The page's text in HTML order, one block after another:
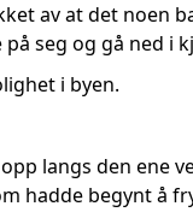
av at det noen
seg og gå ned i
i byen.
langs den ene
hadde begynt å